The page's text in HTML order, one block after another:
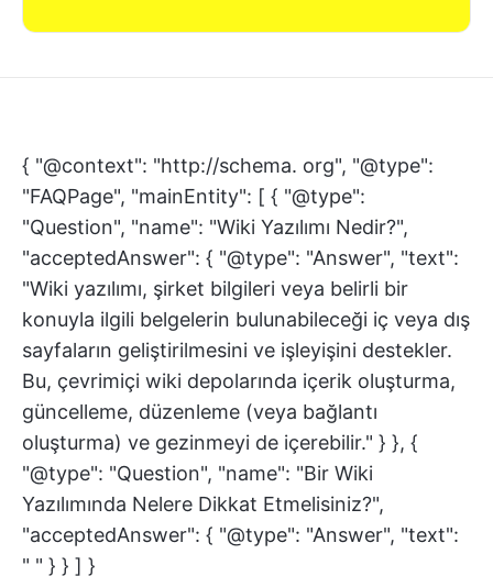
{ "@context": "http://schema. org", "@type":
"FAQPage", "mainEntity": [ { "@type":
"Question", "name": "Wiki Yazılımı Nedir?",
"acceptedAnswer": { "@type": "Answer", "text":
"Wiki yazılımı, şirket bilgileri veya belirli bir
konuyla ilgili belgelerin bulunabileceği iç veya dış
sayfaların geliştirilmesini ve işleyişini destekler.
Bu, çevrimiçi wiki depolarında içerik oluşturma,
güncelleme, düzenleme (veya bağlantı
oluşturma) ve gezinmeyi de içerebilir." } }, {
"@type": "Question", "name": "Bir Wiki
Yazılımında Nelere Dikkat Etmelisiniz?",
"acceptedAnswer": { "@type": "Answer", "text":
" " } } ] }